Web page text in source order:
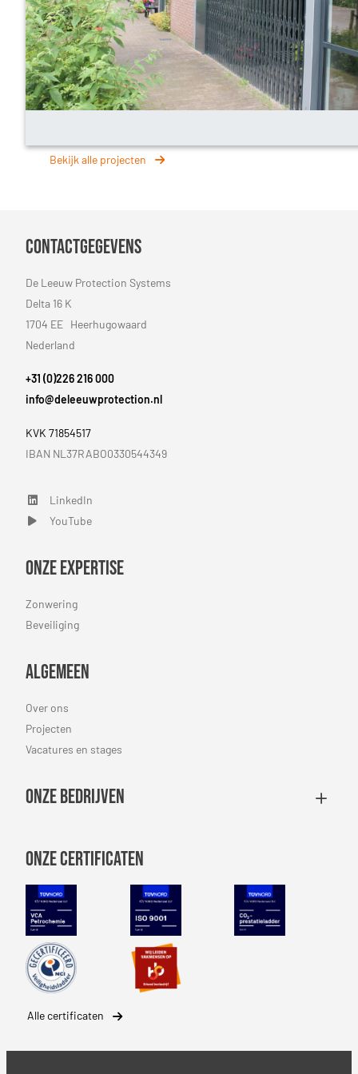
Bekijk alle projecten
Contactgegevens
De Leeuw Protection Systems
Delta 16 K
1704 EE Heerhugowaard
Nederland
+31 (0)226 216 000
info@deleeuwprotection.nl
KVK 71854517
IBAN NL37RABO0330544349
LinkedIn
LinkedIn
YouTube
YouTube
Onze expertise
Zonwering
Beveiliging
Algemeen
Over ons
Projecten
Vacatures en stages
Onze bedrijven
Onze certificaten
VCA Petrochemie NEN-EN-ISO 9001
Safety Culture Ladder
Alle certificaten